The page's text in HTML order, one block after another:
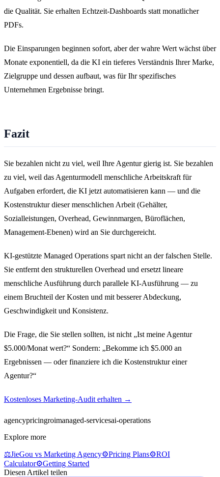
die Qualität. Sie erhalten Echtzeit-Dashboards statt monatlicher
PDFs.
Die Einsparungen beginnen sofort, aber der wahre Wert wächst über
Monate exponentiell, da die KI ein tieferes Verständnis Ihrer Marke,
Zielgruppe und dessen aufbaut, was für Ihr spezifisches
Unternehmen Ergebnisse bringt.
Fazit
Sie bezahlen nicht zu viel, weil Ihre Agentur gierig ist. Sie bezahlen
zu viel, weil das Agenturmodell menschliche Arbeitskraft für
Aufgaben erfordert, die KI jetzt automatisieren kann — und die
Kostenstruktur dieser menschlichen Arbeit (Gehälter,
Sozialleistungen, Overhead, Gewinnmargen, Büroflächen,
Management-Ebenen) wird an Sie durchgereicht.
KI-gestützte Managed Operations spart nicht an der falschen Stelle.
Sie entfernt den strukturellen Overhead und ersetzt lineare
menschliche Ausführung durch parallele KI-Ausführung — zu
einem Bruchteil der Kosten und mit besserer Abdeckung,
Geschwindigkeit und Konsistenz.
Die Frage, die Sie stellen sollten, ist nicht „Ist meine Agentur
$5.000/Monat wert?“ Sondern: „Bekomme ich $5.000 an
Ergebnissen — oder finanziere ich die Kostenstruktur einer
Agentur?“
Kostenloses Marketing-Audit erhalten →
agencypricingroimanaged-servicesai-operations
Explore more
⚖️JieGou vs Marketing Agency⚙️Pricing Plans⚙️ROI
Calculator⚙️Getting Started
Diesen Artikel teilen